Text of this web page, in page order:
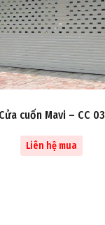
cuốn Mavi – CC 03
Liên hệ mua